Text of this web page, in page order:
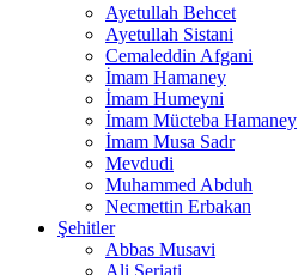
Ayetullah Behcet
Ayetullah Sistani
Cemaleddin Afgani
İmam Hamaney
İmam Humeyni
İmam Mücteba Hamaney
İmam Musa Sadr
Mevdudi
Muhammed Abduh
Necmettin Erbakan
Şehitler
Abbas Musavi